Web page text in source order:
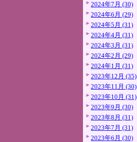
2024年7月 (30)
2024年6月 (29)
2024年5月 (31)
2024年4月 (31)
2024年3月 (31)
2024年2月 (29)
2024年1月 (31)
2023年12月 (35)
2023年11月 (30)
2023年10月 (31)
2023年9月 (30)
2023年8月 (31)
2023年7月 (31)
2023年6月 (30)